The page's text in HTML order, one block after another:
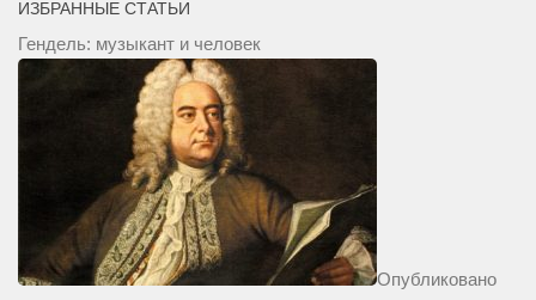
ИЗБРАННЫЕ СТАТЬИ
Гендель: музыкант и человек
Опубликовано